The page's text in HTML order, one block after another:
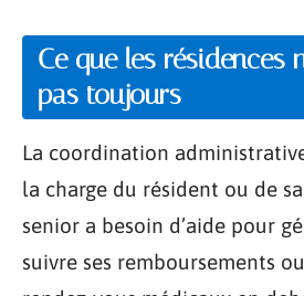
Ce que les résidences
pas toujours
La coordination
la charge du résident ou de
senior a besoin d’aide pour
suivre ses remboursements